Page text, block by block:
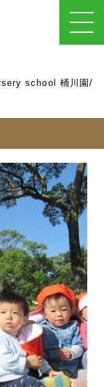
school 桶川園/